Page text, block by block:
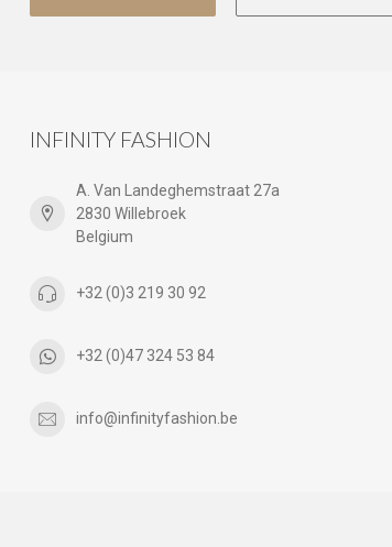
INFINITY FASHION
A. Van Landeghemstraat 27a
2830 Willebroek
Belgium
+32 (0)3 219 30 92
+32 (0)47 324 53 84
info@infinityfashion.be